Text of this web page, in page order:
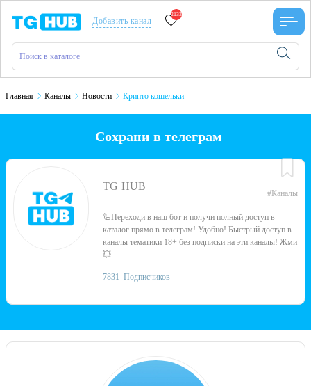
Добавить канал
2133
Главная Каналы Новости Крипто кошельки
Сохрани в телеграм
TG HUB
#Каналы
🦾Переходи в наш бот и получи полный доступ в
каталог прямо в телеграм! Удобно! Быстрый доступ в
каналы тематики 18+ без подписки на эти каналы! Жми
💥
7831 Подписчиков